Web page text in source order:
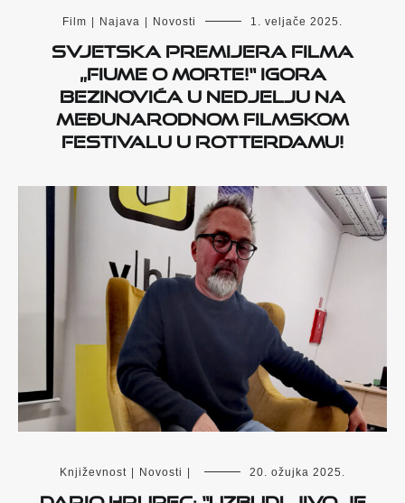
Film Najava Novosti 1. veljače 2025.
Svjetska premijera filma
„Fiume o morte!“ Igora
Bezinovića u nedjelju na
Međunarodnom filmskom
festivalu u Rotterdamu!
Književnost Novosti 20. ožujka 2025.